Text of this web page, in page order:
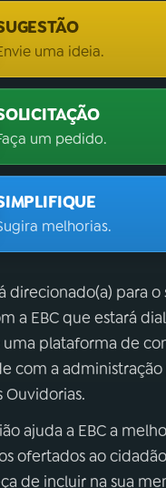
uma ideia.
um pedido.
melhorias.
direcionado(a) para o
a EBC que estará
uma plataforma de
com a
Ouvidorias.
ajuda a EBC a
ofertados ao
de incluir na sua